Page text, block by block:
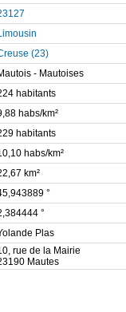
(23)
- Mautoises
habitants
habs/km²
habitants
habs/km²
km²
°
°
Plas
rue de la Mairie
Mautes